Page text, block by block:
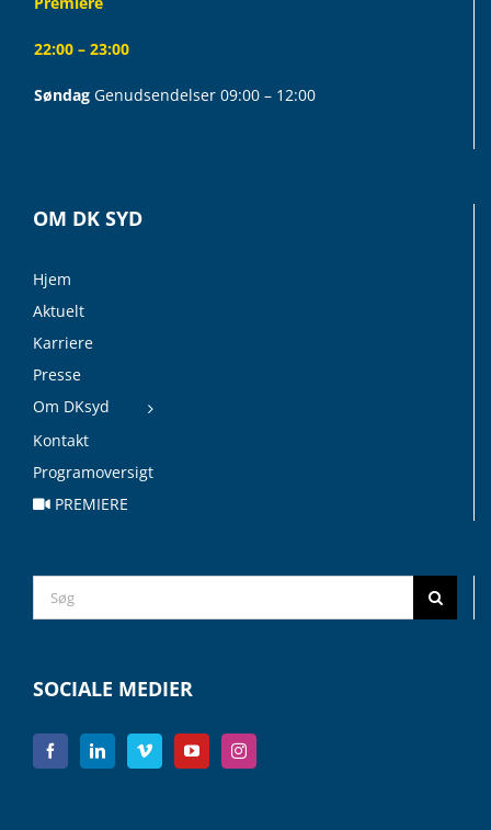
22:00 – 23:00
Søndag Genudsendelser 09:00 – 12:00
OM DK SYD
Hjem
Aktuelt
Karriere
Presse
Om DKsyd
Kontakt
Programoversigt
PREMIERE
Search
for:
SOCIALE MEDIER